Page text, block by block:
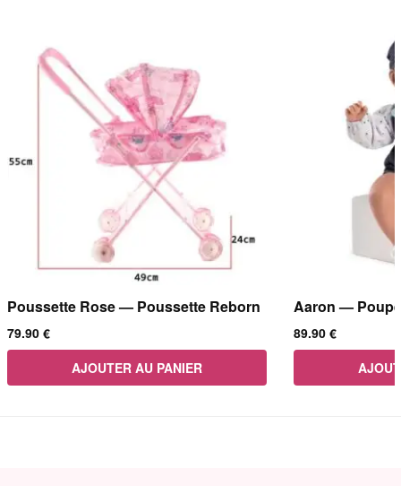
Poussette Rose — Poussette Reborn
79.90 €
AJOUTER AU PANIER
Aaron —
89.90 €